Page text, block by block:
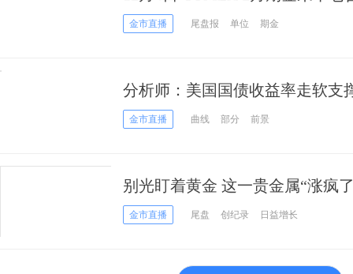
金市直播 尾盘报 单位 期金
分析师：美国国债收益率走软支
金市直播 曲线 部分 前景
别光盯着黄金 这一贵金属“涨疯
金市直播 尾盘 创纪录 日益增长